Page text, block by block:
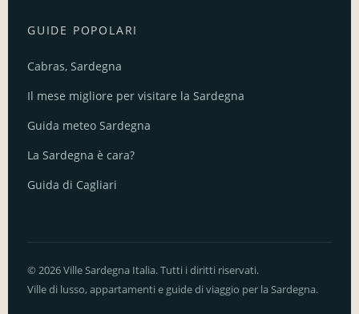
GUIDE POPOLARI
Cabras, Sardegna
Il mese migliore per visitare la Sardegna
Guida meteo Sardegna
La Sardegna è cara?
Guida di Cagliari
© 2026 Ville Sardegna Italia. Tutti i diritti riservati.
Ville di lusso, appartamenti e guide di viaggio per la Sardegna.